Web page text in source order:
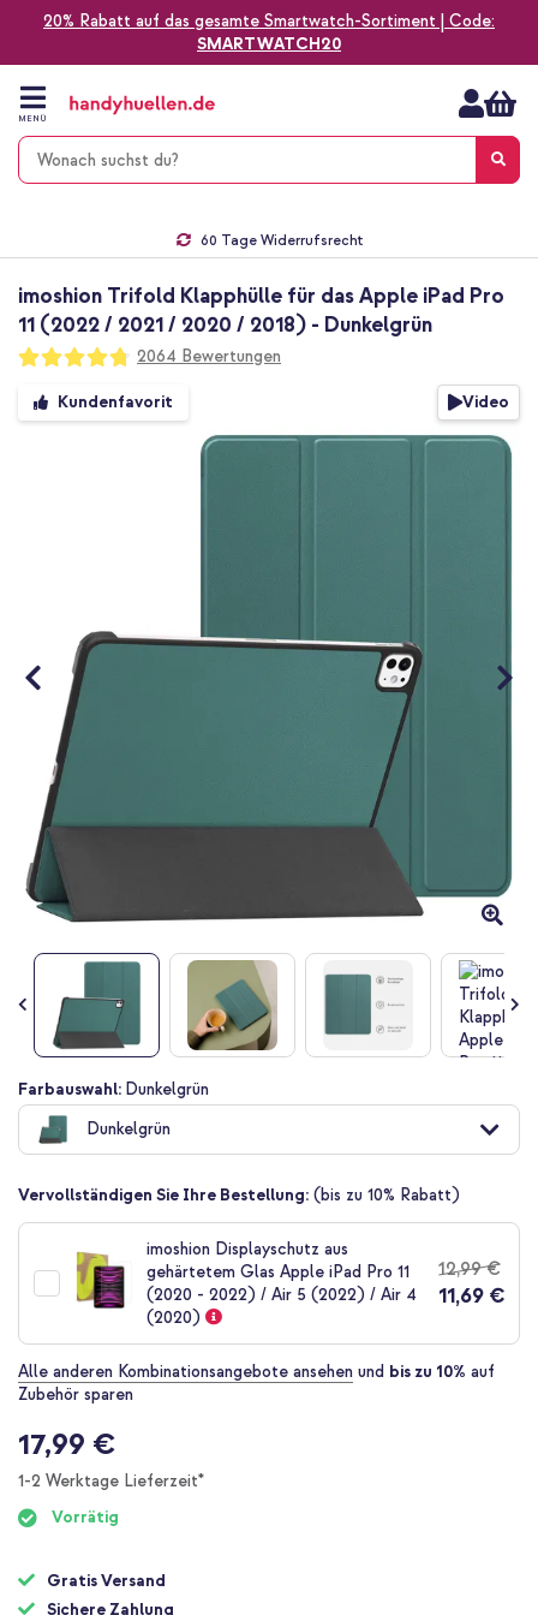
20% Rabatt auf das gesamte Smartwatch-Sortiment | Code:
SMARTWATCH20
Zum
Inhalt
springen
MENÜ
60 Tage Widerrufsrecht
imoshion Trifold Klapphülle für das Apple iPad Pro
11 (2022 / 2021 / 2020 / 2018) - Dunkelgrün
Bewertung:
95
100
2064 Bewertungen
Zum
Ende
Kundenfavorit Video
Zum
Anfang
der
Bildgalerie
Farbauswahl: Dunkelgrün
Dunkelgrün
Vervollständigen Sie Ihre Bestellung: (bis zu 10% Rabatt)
imoshion Displayschutz aus
gehärtetem Glas Apple iPad Pro 11
(2020 - 2022) / Air 5 (2022) / Air 4
(2020)
12,99 €
11,69 €
Alle anderen Kombinationsangebote ansehen und bis zu 10% auf
Zubehör sparen
17,99 €
1-2 Werktage Lieferzeit*
Vorrätig
Gratis Versand
Sichere Zahlung